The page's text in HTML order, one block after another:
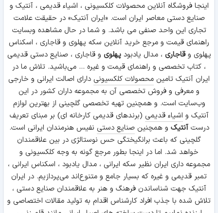
اینجا فروشگاه آنلاین محصولات کلکسیونی ، اشیاء قدیمی ، آنتیک و
صنایع دستی معاصر ایران است. «ایران آنتیک» در حقیقت علامت
تجاری این واحد صنفی می باشد. و شما در حال مشاهده وبسایت
راهنمای قیمت و مرجع خرید آنلاین سکه پهلوی و قاجاری ، اسکناس
پهلوی وقاجاری ، مدال یادبودپهلوی و قاجاری ، صنایع دستی قدیمی
، کتاب تخصصی و راهنمای قیمت و غیره ... می‌باشید. تلاش ما در
ایران آنتیک تامین محصولات کلکسیونی دارای اصالت ایرانی و خارجی
و معرفی و فروش تخصصی آن به مجموعه داران کشور در این
وب‌سایت است. و همچنین تهیه تخصصی گلچینی از بهترین لوازم
آنتیک و اشیاء قدیمی (برندهای قدیمی کارخانه ای) بر مبنای تعریف
درستآنتیک و همچنینصنایع دستی نفیس هنرمندان ایرانی است.
گلچینی که باعث برانگیختگی حس نوستالژی در بین علاقمندان
خواهد شد. اما در اینجا بطور مرجع گونه به وجه کلکسیونی و
مجموعه داری ایران نظیر سکه ایرانی ، مدال یادبود ، اسکناس ایرانی ،
تمبر قدیمی و غیره که بسیار جامع و متنوع‌اند می‌پردازیم. در ایران
آنتیک جهت شناساندن فرهنگ و هنر به علاقمندان صنایع دستی ،
تلاش شده با جذب افراد کارشناس اقدام به تولید مقالات اختصاصی و